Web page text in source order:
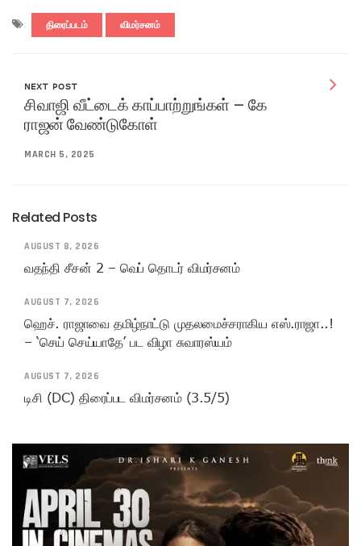
திரைப்படம் விமர்சனம்
NEXT POST
சிவாஜி வீட்டைக் காப்பாற்றுங்கள் – கே
ராஜன் வேண்டுகோள்
MARCH 5, 2025
Related Posts
AUGUST 8, 2026
வதந்தி சீசன் 2 – வெப் தொடர் விமர்சனம்
AUGUST 7, 2026
ஹெச். ராஜாவை தமிழ்நாட்டு முதலமைச்சராகிய எஸ்.ராஜா..!
– ‘செய் செய்யாதே’ பட விழா சுவாரஸ்யம்
AUGUST 7, 2026
டிசி (DC) திரைப்பட விமர்சனம் (3.5/5)